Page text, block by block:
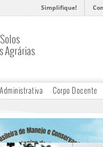
Simplifique!
Agrárias
Corpo Docente